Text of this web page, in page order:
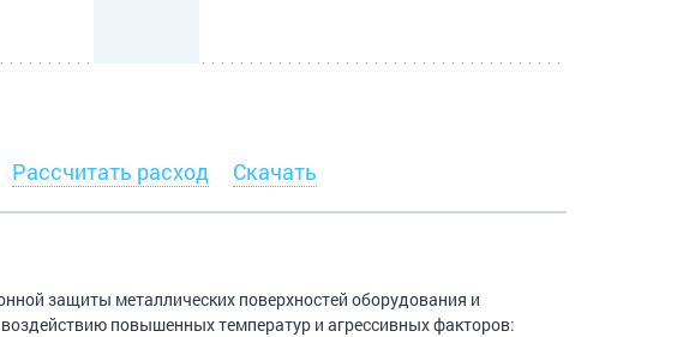
Рассчитать расход Скачать
защиты металлических поверхностей оборудования и
повышенных температур и агрессивных факторов: